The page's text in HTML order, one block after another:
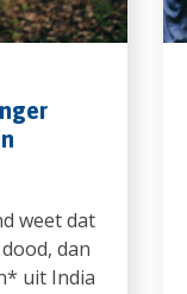
weet dat
dan
uit India